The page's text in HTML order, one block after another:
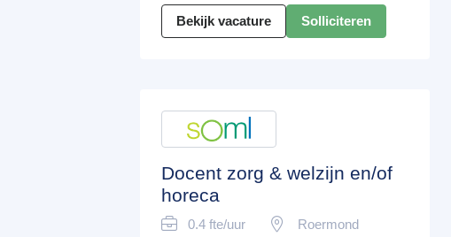
Bekijk vacature Solliciteren
Docent zorg & welzijn en/of
horeca
0.4 fte/uur
Roermond